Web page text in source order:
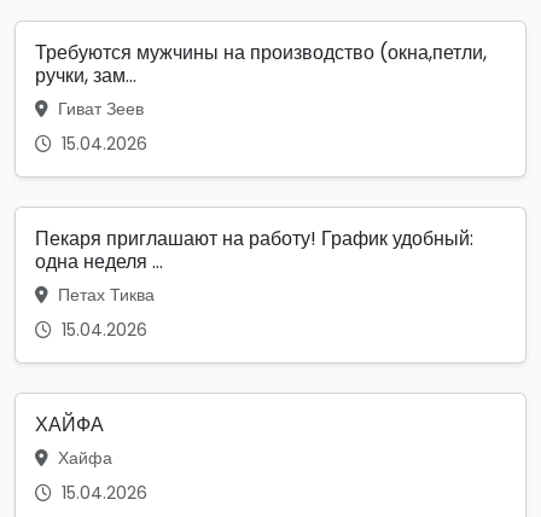
Требуются мужчины на производство (окна,петли,
ручки, зам...
Гиват Зеев
15.04.2026
Пекаря приглашают на работу! График удобный:
одна неделя ...
Петах Тиква
15.04.2026
ХАЙФА
Хайфа
15.04.2026